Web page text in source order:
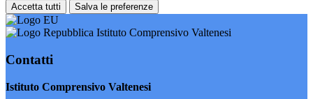
Accetta tutti Salva le preferenze
Istituto Comprensivo Valtenesi
Contatti
Istituto Comprensivo Valtenesi